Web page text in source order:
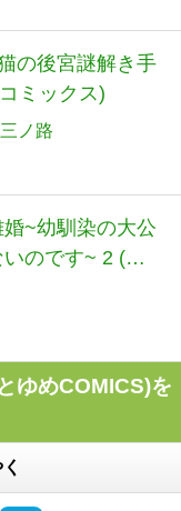
の後宮謎解き手
ミックス)
ノ路
~幼馴染の大公
のです~ 2 (花
ャル)
ゆめCOMICS)を